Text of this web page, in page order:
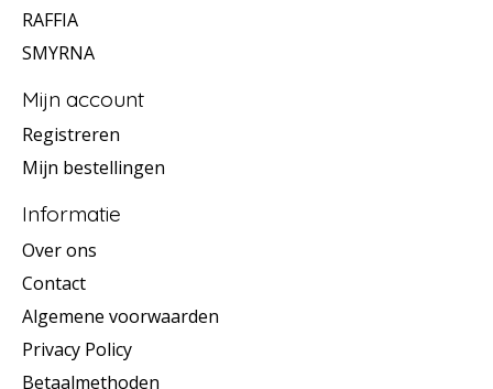
RAFFIA
SMYRNA
Mijn account
Registreren
Mijn bestellingen
Informatie
Over ons
Contact
Algemene voorwaarden
Privacy Policy
Betaalmethoden